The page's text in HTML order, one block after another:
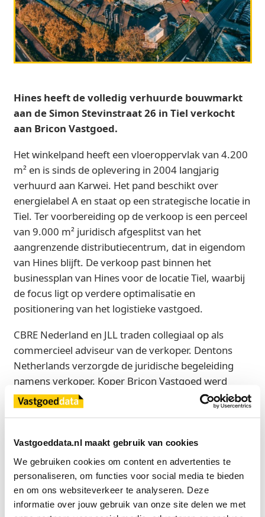
Vastgoeddata.nl maakt gebruik van cookies
We gebruiken cookies om content en advertenties te
personaliseren, om functies voor social media te bieden
en om ons websiteverkeer te analyseren. Deze
informatie over jouw gebruik van onze site delen we met
Hines heeft de volledig verhuurde bouwmarkt
aan de Simon Stevinstraat 26 in Tiel verkocht
aan Bricon Vastgoed.
Het winkelpand heeft een vloeroppervlak van 4.200
m² en is sinds de oplevering in 2004 langjarig
verhuurd aan Karwei. Het pand beschikt over
energielabel A en staat op een strategische locatie in
Tiel. Ter voorbereiding op de verkoop is een perceel
van 9.000 m² juridisch afgesplitst van het
aangrenzende distributiecentrum, dat in eigendom
van Hines blijft. De verkoop past binnen het
businessplan van Hines voor de locatie Tiel, waarbij
de focus ligt op verdere optimalisatie en
positionering van het logistieke vastgoed.
CBRE Nederland en JLL traden collegiaal op als
commercieel adviseur van de verkoper. Dentons
Netherlands verzorgde de juridische begeleiding
namens verkoper. Koper Bricon Vastgoed werd
gedurende het proces geadviseerd door Camvast.
CBRE
Exclusief voor licentiehouders